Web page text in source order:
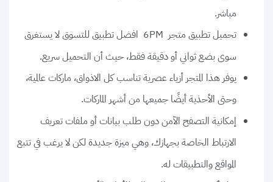
مباشر.
تحميل تطبيق متجر 6PM افضل تطبيق للتسوق لا يستغرق
سوى بضع ثواني أو دقيقة فقط، حيث أن التحميل سريع.
يوفر هذا المتجر أزياء عصرية تناسب كل الاذواق، ماركات عالمية،
وحتى الأحذية أيضًا جميعها من أشهر الماركات.
إمكانية التصفح الآمن دون طلب بيانات أو ملفات تعريف
الارتباط الخاصة بجهازك، وهي ميزة جديدة لكن لا يرغب في تتبع
المواقع والتطبيقات له.